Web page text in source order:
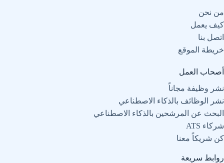
من نحن
كيف يعمل
اتصل بنا
خريطة الموقع
أصحاب العمل
نشر وظيفة مجاناً
نشر الوظائف بالذكاء الاصطناعي
البحث عن المرشحين بالذكاء الاصطناعي
شركاء ATS
كن شريكاً معنا
روابط سريعة